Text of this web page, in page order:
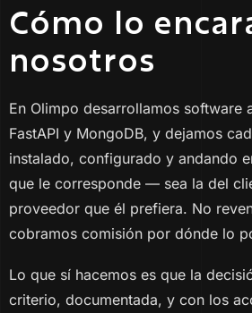
Cómo lo
nosotros
En Olimpo desarrollamos software
FastAPI y MongoDB, y dejamos
instalado, configurado y andando
que le corresponde — sea la del
proveedor que él prefiera. No
cobramos comisión por dónde lo
Lo que sí hacemos es que la
criterio, documentada, y con los